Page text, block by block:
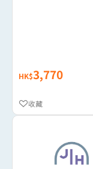
HK$3,770
收藏